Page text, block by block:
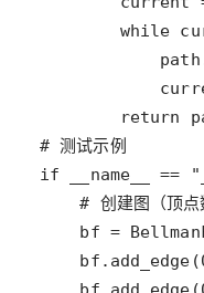
while
path
return
# 测试示例
if
__name__ ==
# 创建图（顶
bf =
bf . add_edge (